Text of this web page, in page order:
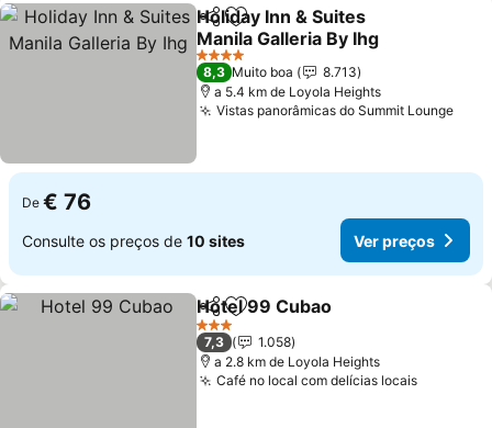
PartilharAdicionar aos favoritos
Holiday Inn & Suites
Manila Galleria By Ihg
Ver preços
4 Estrelas
8,3 Muito boa
8.713
a 5.4 km de Loyola Heights
Vistas panorâmicas do Summit LoungeVer
De € 76
Consulte os preços de 10 sites Ver preços
PartilharAdicionar aos favoritos
Hotel 99 Cubao
3 Estrelas
7,3
1.058
a 2.8 km de Loyola Heights
Café no local com delícias locaisVer